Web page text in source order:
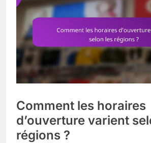
Comment les horaires
d’ouverture varient
régions ?